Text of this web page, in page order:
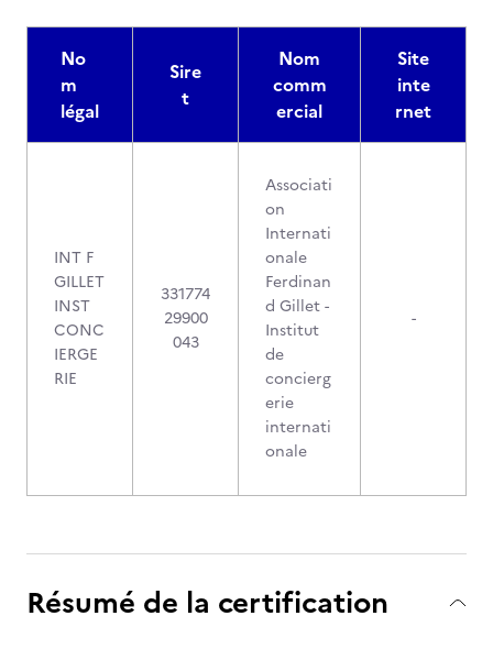
No
m
légal
Sire
t
Nom
comm
ercial
Site
inte
rnet
INT F
GILLET
INST
CONC
IERGE
RIE
331774
29900
043
Associati
on
Internati
onale
Ferdinan
d Gillet -
Institut
de
concierg
erie
internati
onale
-
Résumé de la certification